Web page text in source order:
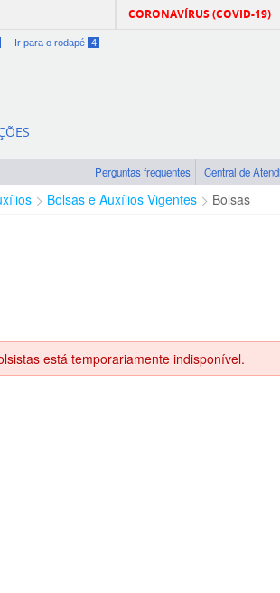
CORONAVÍRUS (COVID-19)
Ir para o rodapé 4
Perguntas frequentes Central de
Bolsas e Auxílios Vigentes Bolsas
está temporariamente indisponível.